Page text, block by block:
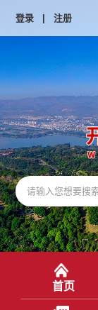
登录 | 注册
首页